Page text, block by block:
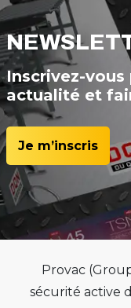
Inscrivez-
actualité et
Je m’inscris
Provac
sécurité active